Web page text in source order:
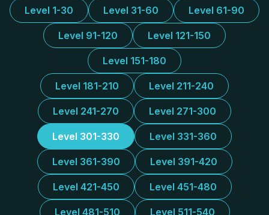
Level 1-30 Level 31-60 Level 61-90
Level 91-120 Level 121-150
Level 151-180
Level 181-210 Level 211-240
Level 241-270 Level 271-300
Level 301-330 Level 331-360
Level 361-390 Level 391-420
Level 421-450 Level 451-480
Level 481-510 Level 511-540